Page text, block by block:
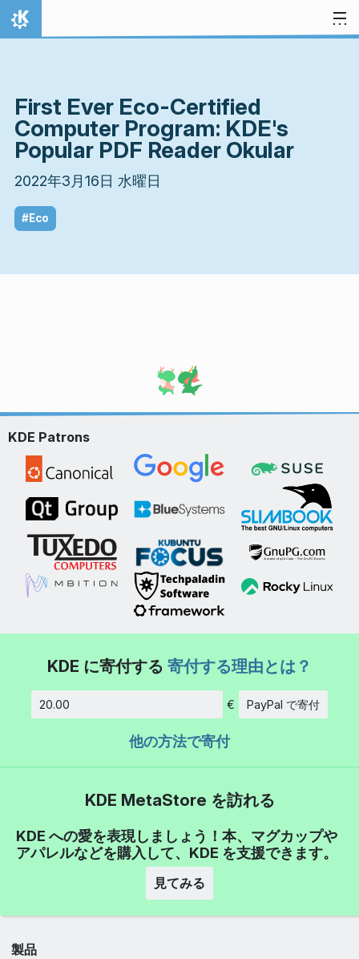
スキップ
ホーム
First Ever Eco-Certified
Computer Program: KDE's
Popular PDF Reader Okular
2022年3月16日 水曜日
#Eco
KDE Patrons
KDE に寄付する 寄付する理由とは？
€ PayPal で寄付
他の方法で寄付
KDE MetaStore を訪れる
KDE への愛を表現しましょう！本、マグカップや
アパレルなどを購入して、KDE を支援できます。
見てみる
製品